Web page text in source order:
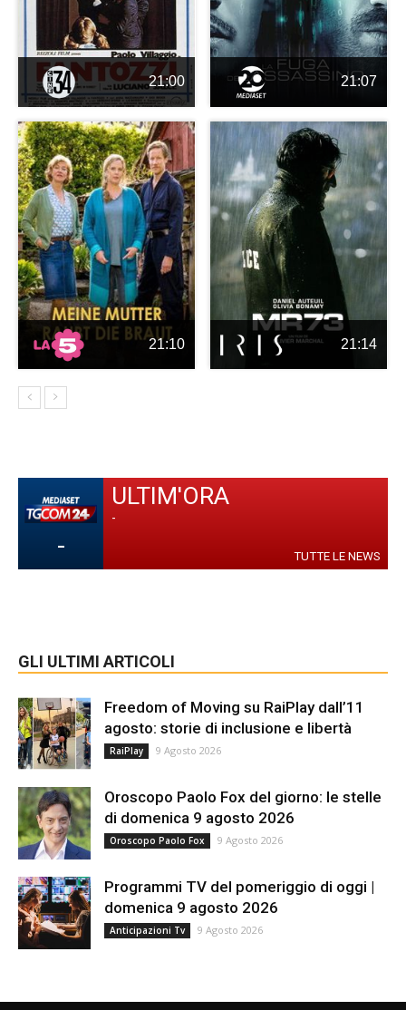
21:00 21:07
21:10 21:14
-
ULTIM'ORA
-
TUTTE LE NEWS
GLI ULTIMI ARTICOLI
Freedom of Moving su RaiPlay dall’11
agosto: storie di inclusione e libertà
RaiPlay 9 Agosto 2026
Oroscopo Paolo Fox del giorno: le stelle
di domenica 9 agosto 2026
Oroscopo Paolo Fox 9 Agosto 2026
Programmi TV del pomeriggio di oggi |
domenica 9 agosto 2026
Anticipazioni Tv 9 Agosto 2026